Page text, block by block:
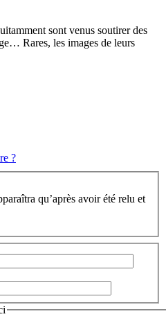
sont venus soutirer des
Rares, les images de leurs
?
qu’après avoir été relu et